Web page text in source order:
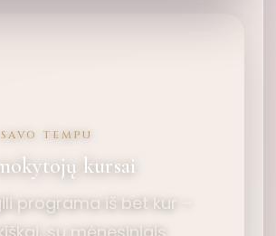
TEMPU
kursai
programa iš bet kur –